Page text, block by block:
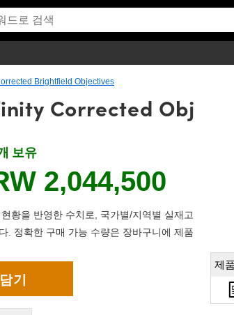
Brightfield Objectives
Corrected Obj
보유
minus buttons to adjust the quantity.
2,044,500
황을 반영한 수치로, 국가별/지역별 실재고
. 정확한 구매 가능 수량은 장바구니에 제품
제